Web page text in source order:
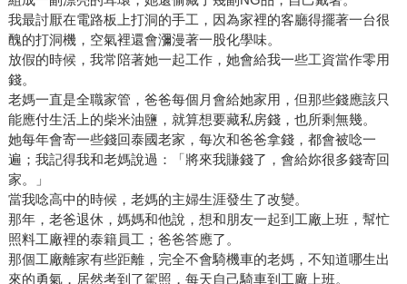
我最討厭在電路板上打洞的手工，因為家裡的客廳得擺著一台很
醜的打洞機，空氣裡還會瀰漫著一股化學味。
放假的時候，我常陪著她一起工作，她會給我一些工資當作零用
錢。
老媽一直是全職家管，爸爸每個月會給她家用，但那些錢應該只
能應付生活上的柴米油鹽，就算想要藏私房錢，也所剩無幾。
她每年會寄一些錢回泰國老家，每次和爸爸拿錢，都會被唸一
遍；我記得我和老媽說過：「將來我賺錢了，會給妳很多錢寄回
家。」
當我唸高中的時候，老媽的主婦生涯發生了改變。
那年，老爸退休，媽媽和他說，想和朋友一起到工廠上班，幫忙
照料工廠裡的泰籍員工；爸爸答應了。
那個工廠離家有些距離，完全不會騎機車的老媽，不知道哪生出
來的勇氣，居然考到了駕照，每天自己騎車到工廠上班。